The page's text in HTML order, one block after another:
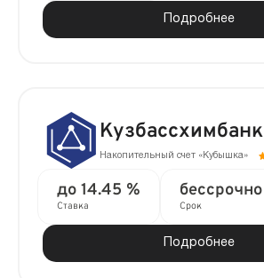
Подробнее
Кузбассхимбанк
Накопительный счет «Кубышка»
до 14.45 %
Ставка
бессрочно
Срок
Подробнее